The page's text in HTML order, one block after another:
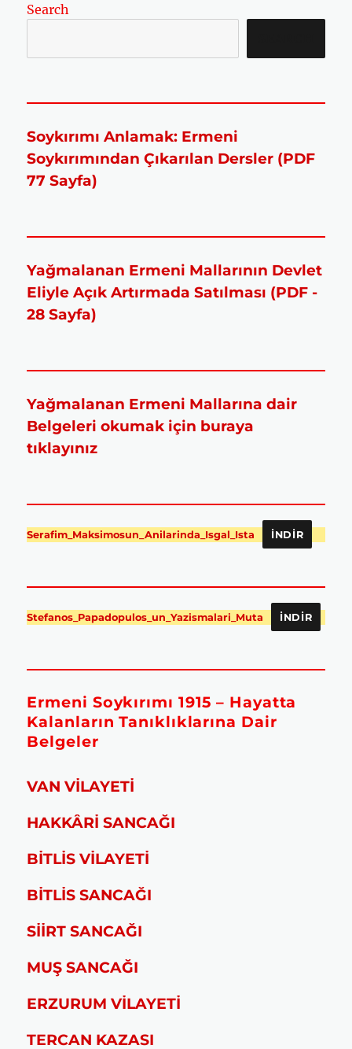
Search
Soykırımı Anlamak: Ermeni
Soykırımından Çıkarılan Dersler (PDF
77 Sayfa)
Yağmalanan Ermeni Mallarının Devlet
Eliyle Açık Artırmada Satılması (PDF -
28 Sayfa)
Yağmalanan Ermeni Mallarına dair
Belgeleri okumak için buraya
tıklayınız
Serafim_Maksimosun_Anilarinda_Isgal_Ista İNDIR
Stefanos_Papadopulos_un_Yazismalari_Muta İNDIR
Ermeni Soykırımı 1915 – Hayatta
Kalanların Tanıklıklarına Dair
Belgeler
VAN VİLAYETİ
HAKKÂRİ SANCAĞI
BİTLİS VİLAYETİ
BİTLİS SANCAĞI
SİİRT SANCAĞI
MUŞ SANCAĞI
ERZURUM VİLAYETİ
TERCAN KAZASI